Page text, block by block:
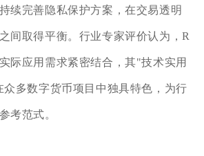
续完善隐私保护方案，在交易透明
间取得平衡。行业专家评价认为，R
际应用需求紧密结合，其"技术实用
多数字货币项目中独具特色，为行
考范式。